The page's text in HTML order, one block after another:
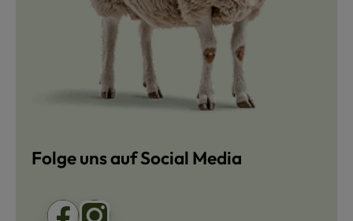
Folge uns auf Social Media